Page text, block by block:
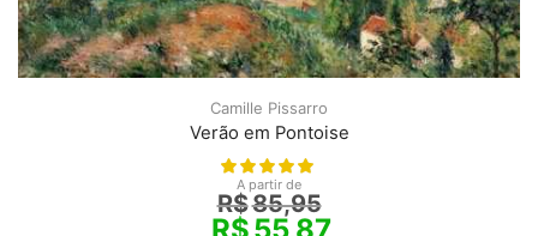
Camille Pissarro
Verão em Pontoise
A partir de
R$85,95